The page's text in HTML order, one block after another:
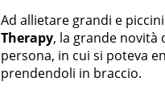
Ad allietare grandi e
Therapy, la grande novità
persona, in cui si poteva
prendendoli in braccio.